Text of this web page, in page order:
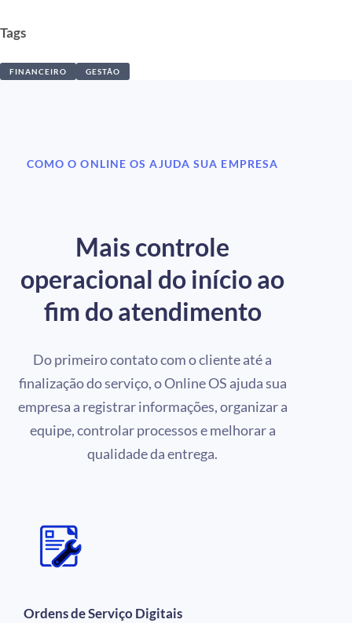
Tags
FINANCEIRO GESTÃO
COMO O ONLINE OS AJUDA SUA EMPRESA
Mais controle
operacional do início ao
fim do atendimento
Do primeiro contato com o cliente até a
finalização do serviço, o Online OS ajuda sua
empresa a registrar informações, organizar a
equipe, controlar processos e melhorar a
qualidade da entrega.
Ordens de Serviço Digitais